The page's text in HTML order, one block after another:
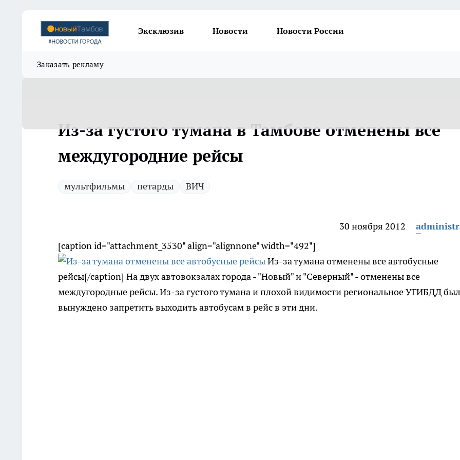
Эксклюзив Новости Новости России
Заказать рекламу
Из-за густого тумана в Тамбове отменены все
междугородние рейсы
мультфильмы петарды ВИЧ
30 ноября 2012
[caption id="attachment_3530" align="alignnone" width="492"]
Из-за тумана отменены все автобусные
рейсы[/caption] На двух автовокзалах города - "Новый" и "Северный" - отменены все
междугородные рейсы. Из-за густого тумана и плохой видимости региональное УГИБДД
вынуждено запретить выходить автобусам в рейс в эти дни.